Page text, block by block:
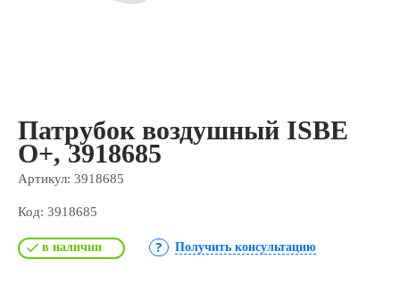
Патрубок воздушный ISBE
О+, 3918685
Артикул: 3918685
Код: 3918685
в наличии Получить консультацию